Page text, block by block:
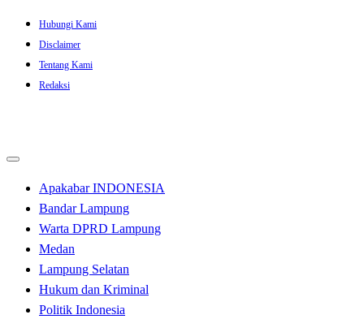
Skip
content
Hubungi Kami
Disclaimer
Tentang Kami
Redaksi
Apakabar INDONESIA
Bandar Lampung
Warta DPRD Lampung
Medan
Lampung Selatan
Hukum dan Kriminal
Politik Indonesia